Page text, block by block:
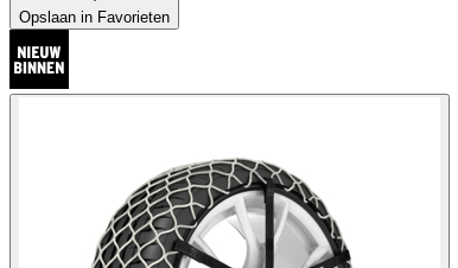
Opslaan in Favorieten